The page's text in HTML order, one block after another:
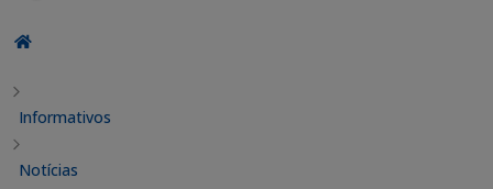
Informativos
Notícias